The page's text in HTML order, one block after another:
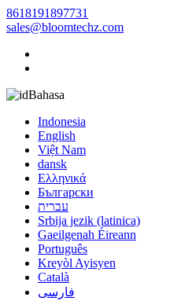
8618191897731
sales@bloomtechz.com
Bahasa
Indonesia
English
Việt Nam
dansk
Ελληνικά
Български
עברית
Srbija jezik (latinica)
Gaeilgenah Éireann
Português
Kreyòl Ayisyen
Català
فارسی